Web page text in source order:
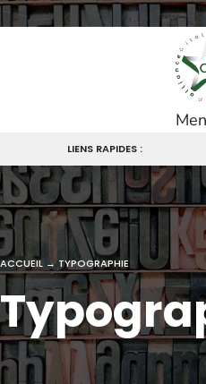
Passer
LIENS RAPIDES :
ACCUEIL →TYPOGRAPHIE